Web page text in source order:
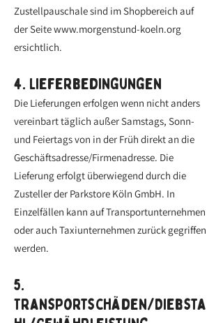
Zustellpauschale sind im Shopbereich auf
der Seitewww.morgenstund-koeln.org
ersichtlich.
4. Lieferbedingungen
Die Lieferungen erfolgen wenn nicht anders
vereinbart täglich außer Samstags, Sonn-
und Feiertags von in der Früh direkt an die
Geschäftsadresse/Firmenadresse. Die
Lieferung erfolgt überwiegend durch die
Zusteller der Parkstore Köln GmbH. In
Einzelfällen kann auf Transportunternehmen
oder auch Taxiunternehmen zurück gegriffen
werden.
5.
Transportschäden/Diebsta